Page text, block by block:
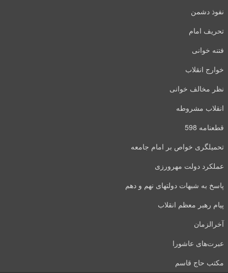
نفوذ دشمن
تحریف امام
فتنه خوانی
خوارج انقلاب
نظر مخالف خوانی
انقلاب مشروطه
قطعنامه 598
تحمیلگری خواص بر امام جامعه
عملکرد دولت مهرورزی
پاسخ به شبهات دولتهای نهم و دهم
پیام رهبر معظم انقلاب
آخرالزمان
عبرت‌های عاشورا
مکتب حاج قاسم